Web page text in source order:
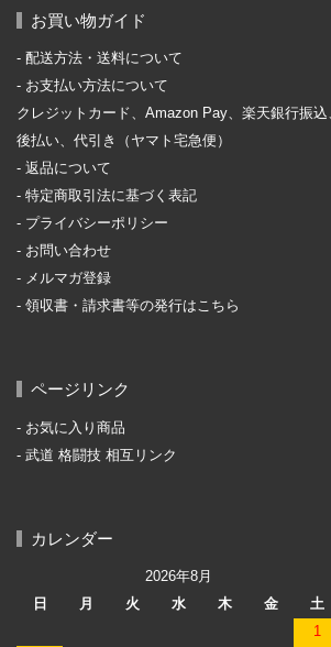
お買い物ガイド
配送方法・送料について
お支払い方法について
クレジットカード、Amazon Pay、楽天銀行振込
後払い、代引き（ヤマト宅急便）
返品について
特定商取引法に基づく表記
プライバシーポリシー
お問い合わせ
メルマガ登録
領収書・請求書等の発行はこちら
ページリンク
お気に入り商品
武道 格闘技 相互リンク
カレンダー
2026年8月
日
月 火 水 木 金
土
1